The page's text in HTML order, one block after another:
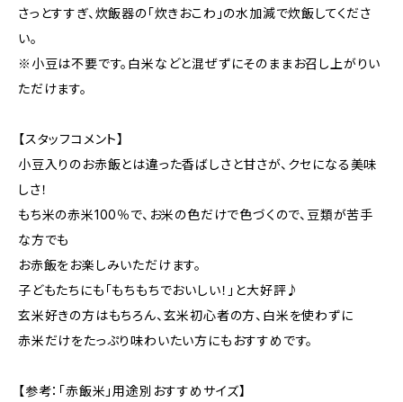
さっとすすぎ、炊飯器の「炊きおこわ」の水加減で炊飯してくださ
い。
※小豆は不要です。白米などと混ぜずにそのままお召し上がりい
ただけます。
【スタッフコメント】
小豆入りのお赤飯とは違った香ばしさと甘さが、クセになる美味
しさ！
もち米の赤米100％で、お米の色だけで色づくので、豆類が苦手
な方でも
お赤飯をお楽しみいただけます。
子どもたちにも「もちもちでおいしい！」と大好評♪
玄米好きの方はもちろん、玄米初心者の方、白米を使わずに
赤米だけをたっぷり味わいたい方にもおすすめです。
【参考：「赤飯米」用途別おすすめサイズ】